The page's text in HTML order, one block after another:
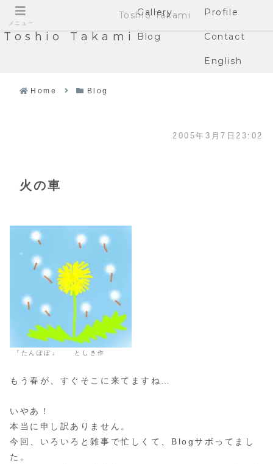
Toshio Takami
Gallery Profile
Blog Contact
English
Home Blog
火の車
2005年3月7日23:02
『たんぽぽ』 としき作
もう春が、すぐそこに来てますね…
いやあ！
本当に申し訳ありません。
今回、いろいろと雑事で忙しくて、Blogサボってまし
た。
メニュー
Toshio Takami